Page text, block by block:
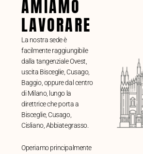
AMIAMO
LAVORARE
La nostra sede è
facilmente raggiungibile
dalla tangenziale Ovest,
uscita Bisceglie, Cusago,
Baggio, oppure dal centro
di Milano, lungo la
direttrice che porta a
Bisceglie, Cusago,
Cisliano, Abbiategrasso.
Operiamo principalmente